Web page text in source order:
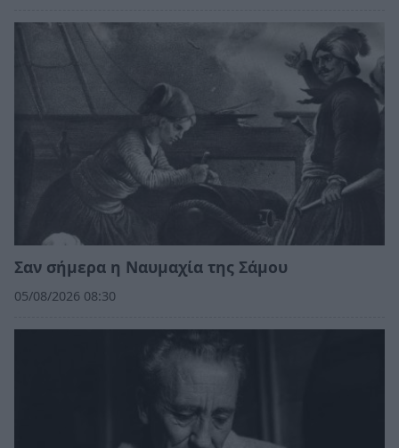
Σαν σήμερα η Ναυμαχία της Σάμου
05/08/2026 08:30